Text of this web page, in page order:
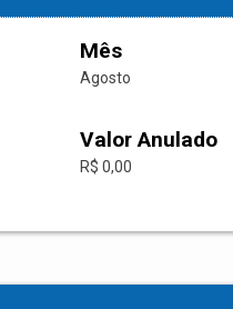
Mês
Agosto
Valor Anulado
R$ 0,00